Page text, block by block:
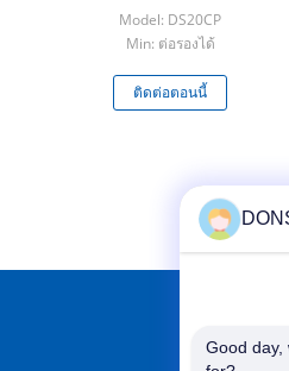
Model: DS20CP
Min: ต่อรองได้
ติดต่อตอนนี้
หา
Good day,